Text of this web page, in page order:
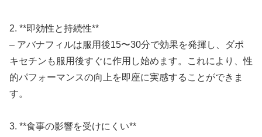
2. **即効性と持続性**
– アバナフィルは服用後15〜30分で効果を発揮し、ダポ
キセチンも服用後すぐに作用し始めます。これにより、性
的パフォーマンスの向上を即座に実感することができま
す。
3. **食事の影響を受けにくい**